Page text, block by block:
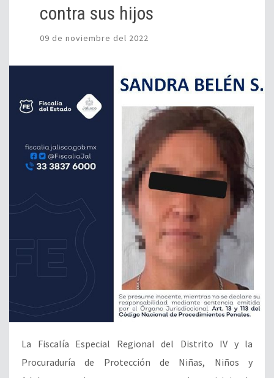
contra sus hijos
09 de noviembre del 2022
La Fiscalía Especial Regional del Distrito IV y la
Procuraduría de Protección de Niñas, Niños y